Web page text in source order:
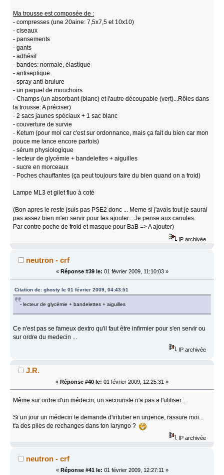
Ma trousse est composée de :
- compresses (une 20aine: 7,5x7,5 et 10x10)
- ciseaux
- pansements
- gants
- adhésif
- bandes: normale, élastique
- antiseptique
- spray anti-brulure
- un paquet de mouchoirs
- Champs (un absorbant (blanc) et l'autre découpable (vert)...Rôles dans
la trousse: A préciser)
- 2 sacs jaunes spéciaux + 1 sac blanc
- couverture de survie
- Ketum (pour moi car c'est sur ordonnance, mais ça fait du bien car mon
pouce me lance encore parfois)
- sérum physiologique
- lecteur de glycémie + bandelettes + aiguilles
- sucre en morceaux
- Poches chauffantes (ça peut toujours faire du bien quand on a froid)
Lampe ML3 et gilet fluo à coté
(Bon apres le reste jsuis pas PSE2 donc ... Meme si j'avais tout je saurai
pas assez bien m'en servir pour les ajouter... Je pense aux canules.
Par contre poche de froid et masque pour BaB => A ajouter)
IP archivée
neutron - crf
« Réponse #39 le: 01 février 2009, 11:10:03 »
Citation de: ghosty le 01 février 2009, 04:43:51
- lecteur de glycémie + bandelettes + aiguilles
Ce n'est pas se fameux dextro qu'il faut être infirmier pour s'en servir ou
sur ordre du medecin ...
IP archivée
J.R.
« Réponse #40 le: 01 février 2009, 12:25:31 »
Même sur ordre d'un médecin, un secouriste n'a pas a l'utiliser...
Si un jour un médecin te demande d'intuber en urgence, rassure moi...
t'a des piles de rechanges dans ton laryngo ?
IP archivée
neutron - crf
« Réponse #41 le: 01 février 2009, 12:27:11 »